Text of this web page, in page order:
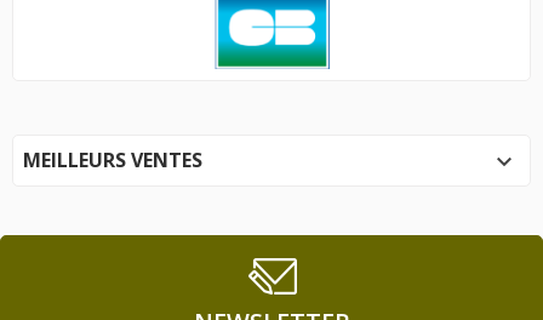
MEILLEURS VENTES 